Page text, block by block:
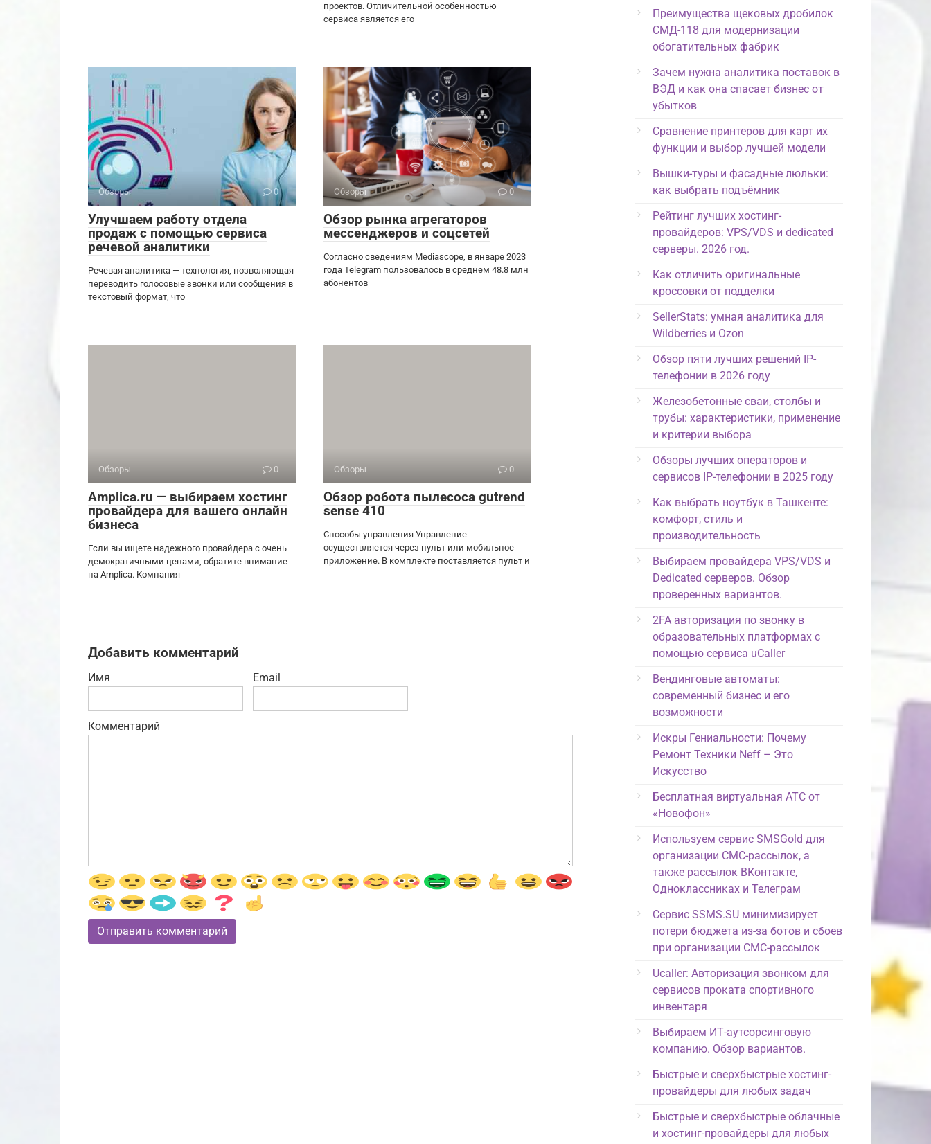
проектов. Отличительной особенностью
сервиса является его
Обзоры 0
Улучшаем работу отдела
продаж с помощью сервиса
речевой аналитики
Речевая аналитика — технология, позволяющая
переводить голосовые звонки или сообщения в
текстовый формат, что
Обзоры 0
Обзор рынка агрегаторов
мессенджеров и соцсетей
Согласно сведениям Mediascope, в январе 2023
года Telegram пользовалось в среднем 48.8 млн
абонентов
Обзоры 0
Amplica.ru — выбираем хостинг
провайдера для вашего онлайн
бизнеса
Если вы ищете надежного провайдера с очень
демократичными ценами, обратите внимание
на Amplica. Компания
Обзоры 0
Обзор робота пылесоса gutrend
sense 410
Способы управления Управление
осуществляется через пульт или мобильное
приложение. В комплекте поставляется пульт и
Добавить комментарий
Имя Email
Комментарий
Преимущества щековых дробилок
СМД-118 для модернизации
обогатительных фабрик
Зачем нужна аналитика поставок в
ВЭД и как она спасает бизнес от
убытков
Сравнение принтеров для карт их
функции и выбор лучшей модели
Вышки-туры и фасадные люльки:
как выбрать подъёмник
Рейтинг лучших хостинг-
провайдеров: VPS/VDS и dedicated
серверы. 2026 год.
Как отличить оригинальные
кроссовки от подделки
SellerStats: умная аналитика для
Wildberries и Ozon
Обзор пяти лучших решений IP-
телефонии в 2026 году
Железобетонные сваи, столбы и
трубы: характеристики, применение
и критерии выбора
Обзоры лучших операторов и
сервисов IP-телефонии в 2025 году
Как выбрать ноутбук в Ташкенте:
комфорт, стиль и
производительность
Выбираем провайдера VPS/VDS и
Dedicated серверов. Обзор
проверенных вариантов.
2FA авторизация по звонку в
образовательных платформах с
помощью сервиса uCaller
Вендинговые автоматы:
современный бизнес и его
возможности
Искры Гениальности: Почему
Ремонт Техники Neff – Это
Искусство
Бесплатная виртуальная АТС от
«Новофон»
Используем сервис SMSGold для
организации СМС-рассылок, а
также рассылок ВКонтакте,
Одноклассниках и Телеграм
Сервис SSMS.SU минимизирует
потери бюджета из-за ботов и сбоев
при организации СМС-рассылок
Ucaller: Авторизация звонком для
сервисов проката спортивного
инвентаря
Выбираем ИТ-аутсорсинговую
компанию. Обзор вариантов.
Быстрые и сверхбыстрые хостинг-
провайдеры для любых задач
Быстрые и сверхбыстрые облачные
и хостинг-провайдеры для любых